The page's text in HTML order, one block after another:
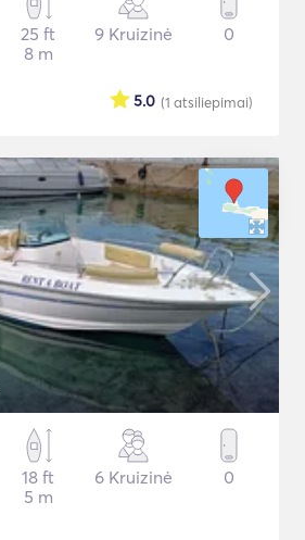
25 ft
8 m
9 Kruizinė 0
(1 atsiliepimai)
5.0
18 ft
5 m
6 Kruizinė 0